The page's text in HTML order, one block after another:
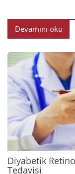
Devamını oku
Diyabetik
Tedavisi